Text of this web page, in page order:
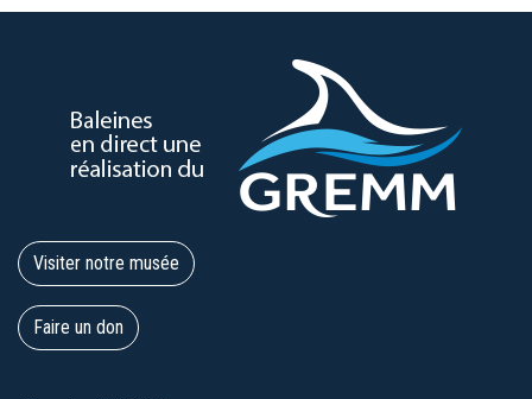
Visiter notre musée
Faire un don